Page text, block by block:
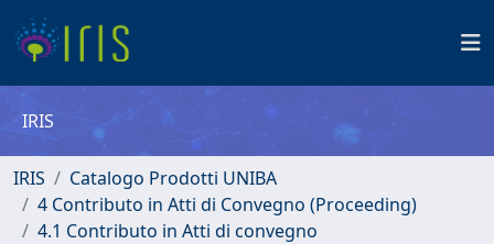
IRIS
IRIS
Catalogo Prodotti UNIBA
4 Contributo in Atti di Convegno (Proceeding)
4.1 Contributo in Atti di convegno